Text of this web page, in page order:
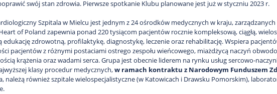
swój stan zdrowia. Pierwsze spotkanie Klubu planowane jest już w styczniu 2023 r.
Szpitala w Mielcu jest jednym z 24 ośrodków medycznych w kraju,
of Poland zapewnia ponad 220 tysiącom pacjentów rocznie kompleksową, ciągłą,
edukację zdrowotną, profilaktykę, diagnostykę, leczenie oraz rehabilitację. Wspiera
pacjentów z różnymi postaciami ostrego zespołu wieńcowego, miażdżycą naczyń
krążenia oraz wadami serca. Grupa jest obecnie liderem na rynku usług sercowo-
klasy procedur medycznych,w ramach kontraktu z Narodowym Funduszem
należą również szpitale wielospecjalistyczne (w Katowicach i Drawsku Pomorskim),